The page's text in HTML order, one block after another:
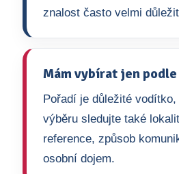
znalost často velmi
Mám vybírat jen
Pořadí je důležité
výběru sledujte také
reference, způsob
osobní dojem.